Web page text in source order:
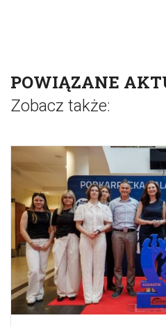
POWIĄZANE
Zobacz także: